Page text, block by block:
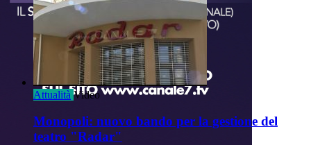
Attualità Video
Monopoli: nuovo bando per la gestione del
teatro "Radar"